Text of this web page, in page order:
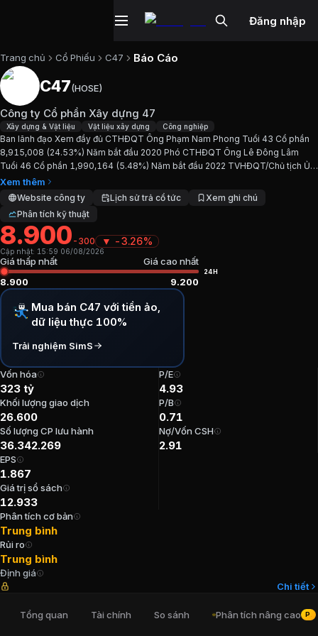
Đăng nhập
Trang chủ Cổ Phiếu C47 Báo Cáo
Cổ phiếuC47
Cập nhật: 6/8/2026.
Ngành:Xây dựng & Vật liệu, Vật liệu xây dựng, Công nghiệp
Giới thiệuCông ty Cổ phần Xây dựng
Ban lãnh đạo Xem đầy đủ CTHĐQT Ông Phạm Nam
Chỉ số tài chính C47
Giá hiện tại: 8900 VND
Vốn hóa: 323 tỷ đồng
P/B: 0,71
EPS: 1.866,79
ROE:
ROA: 3,92%
Tỷ suất cổ tức:
Ban lãnh đạo Công ty Cổ phần Xây
Tổng Giám đốc
Kế toán trưởng
Chủ tịch Hội đồng Quản trị
Chủ tịch Hội đồng Quản trị
Phó Tổng Giám đốc
Cổ đông lớn Công ty Cổ phần Xây
C47(HOSE)
Công ty Cổ phần Xây dựng 47
Xây dựng & Vật liệu Vật liệu xây dựng Công nghiệp
Ban lãnh đạo Xem đầy đủ CTHĐQT Ông Phạm Nam Phong Tuổi 43 Cổ phần
8,915,008 (24.53%) Năm bắt đầu 2020 Phó CTHĐQT Ông Lê Đông Lâm
Tuổi 46 Cổ phần 1,990,164 (5.48%) Năm bắt đầu 2022 TVHĐQT/Chủ tịch Ủy
ban Kiểm toán Bà Chu Thị Tú Anh Tuổi 35 Cổ phần 22 (0.00%)...
Xem thêm
Website công ty Lịch sử trả cổ tức
Xem ghi chú
Phân tích kỹ thuật
8.900 -300 ▼ -3.26%
Cập nhật: 15:59 06/08/2026
Giá thấp nhất
Giá cao nhất
8.900
9.200
24H
Mua bán C47 với tiền ảo,
dữ liệu thực 100%
Trải nghiệm SimS
Vốn hóa
323 tỷ
Khối lượng giao dịch
26.600
Số lượng CP lưu hành
36.342.269
P/E
4.93
P/B
0.71
Nợ/Vốn CSH
2.91
EPS
1.867
Giá trị sổ sách
12.933
Phân tích cơ bản
Trung bình
Rủi ro
Trung bình
Định giá
Chi tiết
Tổng quan Tài chính So sánh Phân tích nâng cao PRO